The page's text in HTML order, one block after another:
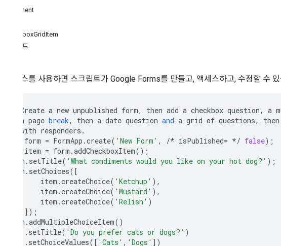
Alignment
CheckboxGridItem
메서드
이 서비스를 사용하면 스크립트가 Google Forms를 만들고, 액세스하고, 수정할 수
Create a new unpublished form, then add a checkbox question, a
a page break, then a date question and a grid of questions,
then
with responders .
form = FormApp .create( 'New Form' , /* isPublished= */ false);
item = form .addCheckboxItem();
item . setTitle( 'What condiments would you like on your hot dog?' );
item . setChoices([
item .createChoice( 'Ketchup' ),
item .createChoice( 'Mustard' ),
item .createChoice( 'Relish' )
]);
form .addMultipleChoiceItem()
. setTitle( 'Do you prefer cats or dogs?' )
. setChoiceValues([ 'Cats' , 'Dogs' ])